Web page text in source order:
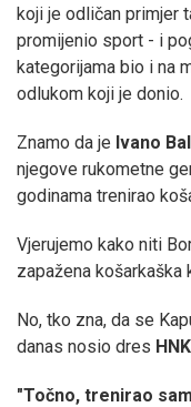
koji je odličan primjer
promijenio sport - i
kategorijama bio i na
odlukom koji je donio.
Znamo da je Ivano
njegove rukometne
godinama trenirao
Vjerujemo kako niti
zapažena košarkaška
No, tko zna, da se
danas nosio dres HNK
"Točno, trenirao